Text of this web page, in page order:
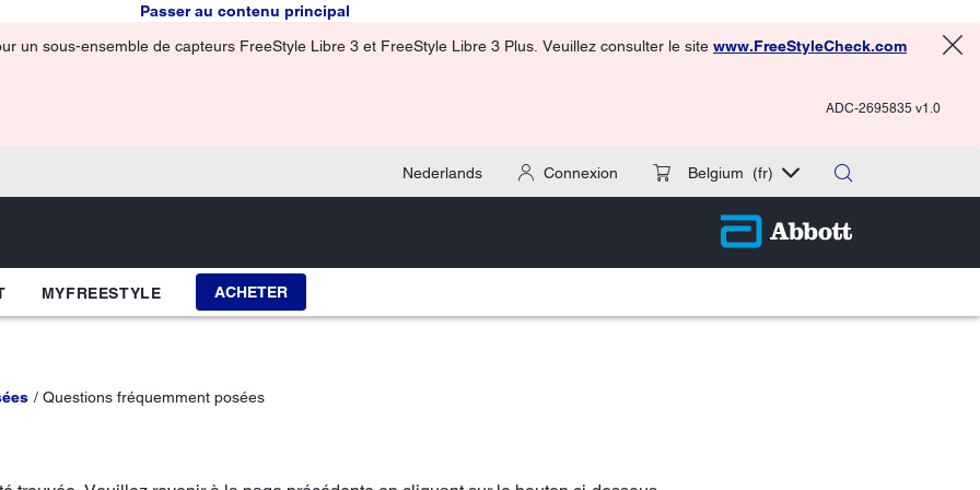
Passer au contenu principal
un sous-ensemble de capteurs FreeStyle Libre 3 et FreeStyle Libre 3 Plus. Veuillez consulter le site www.FreeStyleCheck.com
ADC-2695835 v1.0
Nederlands Connexion Belgium (fr)
MYFREESTYLE ACHETER
Questions fréquemment posées